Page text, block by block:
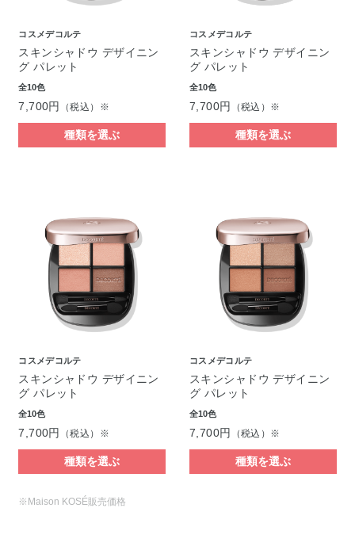
コスメデコルテ
スキンシャドウ デザイニン
グ パレット
全10色
7,700円 （税込）※
種類を選ぶ
コスメデコルテ
スキンシャドウ デザイニン
グ パレット
全10色
7,700円 （税込）※
種類を選ぶ
コスメデコルテ
スキンシャドウ デザイニン
グ パレット
全10色
7,700円 （税込）※
種類を選ぶ
コスメデコルテ
スキンシャドウ デザイニン
グ パレット
全10色
7,700円 （税込）※
種類を選ぶ
※Maison KOSÉ販売価格